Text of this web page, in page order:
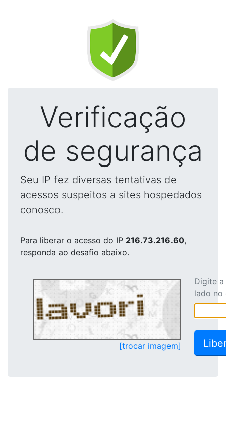
Verificação
de segurança
Seu IP fez diversas tentativas de
acessos suspeitos a sites hospedados
conosco.
Para liberar o acesso do IP 216.73.216.60,
responda ao desafio abaixo.
[trocar imagem]
Digite
lado no